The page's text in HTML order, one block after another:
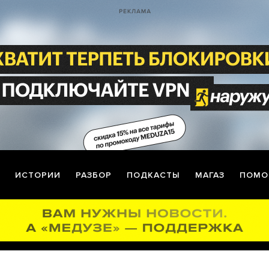
ИСТОРИИ РАЗБОР ПОДКАСТЫ МАГАЗ